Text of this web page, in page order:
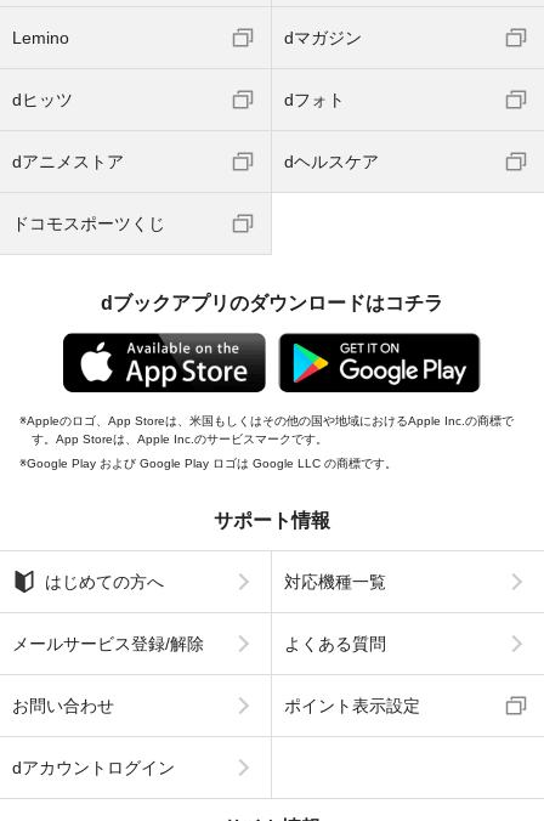
Lemino dマガジン
dヒッツ dフォト
dアニメストア dヘルスケア
ドコモスポーツくじ
dブックアプリのダウンロードはコチラ
Appleのロゴ、App Storeは、米国もしくはその他の国や地域におけるApple Inc.の商標で
す。App Storeは、Apple Inc.のサービスマークです。
Google Play および Google Play ロゴは Google LLC の商標です。
サポート情報
はじめての方へ 対応機種一覧
メールサービス登録/解除 よくある質問
お問い合わせ ポイント表示設定
dアカウントログイン